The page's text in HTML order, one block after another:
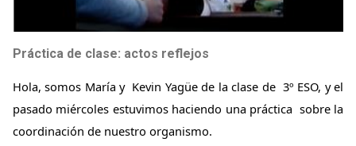
Práctica de clase: actos reflejos
Hola, somos María y Kevin Yagüe de la clase de 3º ESO, y el
pasado miércoles estuvimos haciendo una práctica sobre la
coordinación de nuestro organismo.